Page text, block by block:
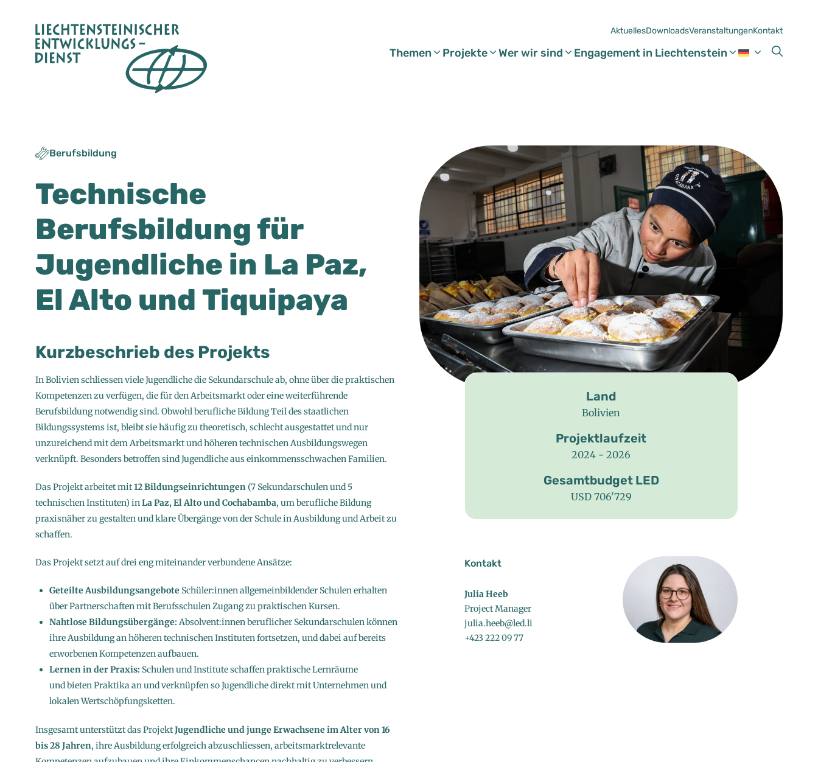
springen
AktuellesDownloadsVeranstaltungenKontakt
Themen Projekte Wer wir sind Engagement in Liechtenstein
Berufsbildung
Technische
Berufsbildung für
Jugendliche in La Paz,
El Alto und Tiquipaya
Kurzbeschrieb des Projekts
In Bolivien schliessen viele Jugendliche die Sekundarschule ab, ohne über die praktischen
Kompetenzen zu verfügen, die für den Arbeitsmarkt oder eine weiterführende
Berufsbildung notwendig sind. Obwohl berufliche Bildung Teil des staatlichen
Bildungssystems ist, bleibt sie häufig zu theoretisch, schlecht ausgestattet und nur
unzureichend mit dem Arbeitsmarkt und höheren technischen Ausbildungswegen
verknüpft. Besonders betroffen sind Jugendliche aus einkommensschwachen Familien.
Das Projekt arbeitet mit12 Bildungseinrichtungen (7 Sekundarschulen und 5
technischen Instituten) in La Paz, El Alto und Cochabamba, um berufliche Bildung
praxisnäher zu gestalten und klare Übergänge von der Schule in Ausbildung und Arbeit zu
schaffen.
Das Projekt setzt auf drei eng miteinander verbundene Ansätze:
Geteilte Ausbildungsangebote Schüler:innen allgemeinbildender Schulen erhalten
über Partnerschaften mit Berufsschulen Zugang zu praktischen Kursen.
Nahtlose Bildungsübergänge: Absolvent:innen beruflicher Sekundarschulen können
ihre Ausbildung an höheren technischen Instituten fortsetzen, und dabei auf bereits
erworbenen Kompetenzen aufbauen.
Lernen in der Praxis: Schulen und Institute schaffen praktische Lernräume
und bieten Praktika an und verknüpfen so Jugendliche direkt mit Unternehmen und
lokalen Wertschöpfungsketten.
Insgesamt unterstützt das ProjektJugendliche und junge Erwachsene im Alter von 16
bis 28 Jahren, ihre Ausbildung erfolgreich abzuschliessen, arbeitsmarktrelevante
Land
Bolivien
Projektlaufzeit
2024 - 2026
Gesamtbudget LED
USD 706'729
Kontakt
Julia Heeb
Project Manager
julia.heeb@led.li
+423 222 09 77